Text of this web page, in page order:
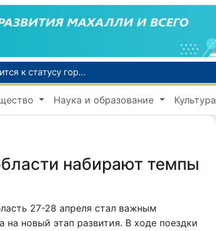
Самарканд расширит свои границы и приблизится к статусу города-миллионника
С 1 сентября пассажиры должны будут оплачивать проезд сразу при посадке в автобус
В Сурхандарье пресечена деятельность подпольной группы, планировавшей теракты и выезд в Сирию
Наука и образование Культура
набирают темпы
27-28 апреля стал важным
новый этап развития. В ходе поездки